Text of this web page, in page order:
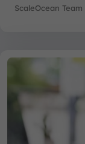
ScaleOcean Team